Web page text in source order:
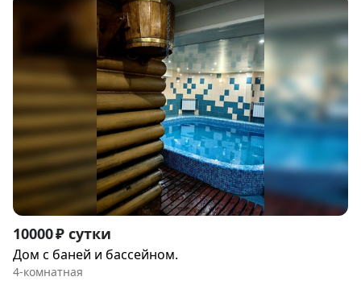
Item
1
of
10000 ₽ сутки
Дом с баней и бассейном.
4-комнатная